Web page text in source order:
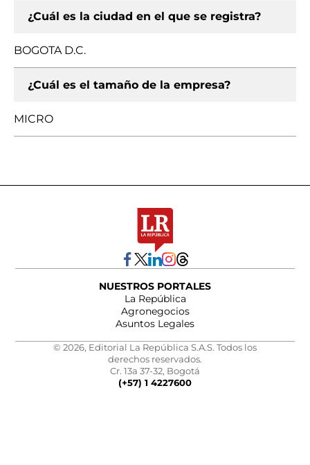
¿Cuál es la ciudad en el que se registra?
BOGOTA D.C.
¿Cuál es el tamaño de la empresa?
MICRO
NUESTROS PORTALES
La República
Agronegocios
Asuntos Legales
© 2026, Editorial La República S.A.S. Todos los
derechos reservados.
Cr. 13a 37-32, Bogotá
(+57) 1 4227600